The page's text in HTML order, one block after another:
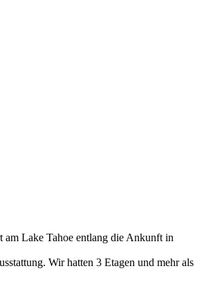
am Lake Tahoe entlang die Ankunft in
Wir hatten 3 Etagen und mehr als